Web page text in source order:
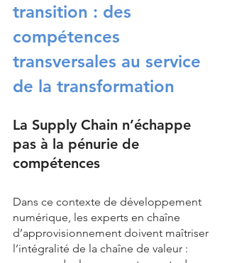
transition : des
compétences
transversales au service
de la transformation
La Supply Chain n’échappe
pas à la pénurie de
compétences
Dans ce contexte de développement
numérique, les experts en chaîne
d’approvisionnement doivent maîtriser
l’intégralité de la chaîne de valeur :